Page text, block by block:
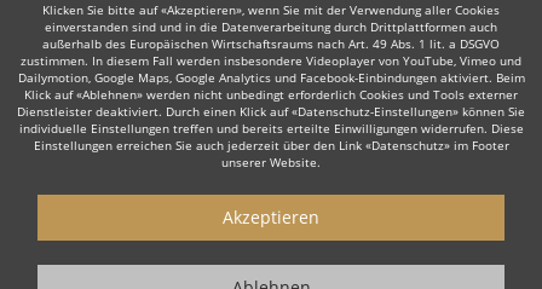
Klicken Sie bitte auf «Akzeptieren», wenn Sie mit der Verwendung aller Cookies
einverstanden sind und in die Datenverarbeitung durch Drittplattformen auch
außerhalb des Europäischen Wirtschaftsraums nach Art. 49 Abs. 1 lit. a DSGVO
zustimmen. In diesem Fall werden insbesondere Videoplayer von YouTube, Vimeo und
Dailymotion, Google Maps, Google Analytics und Facebook-Einbindungen aktiviert. Beim
Klick auf «Ablehnen» werden nicht unbedingt erforderlich Cookies und Tools externer
Dienstleister deaktiviert. Durch einen Klick auf «Datenschutz-Einstellungen» können Sie
individuelle Einstellungen treffen und bereits erteilte Einwilligungen widerrufen. Diese
Einstellungen erreichen Sie auch jederzeit über den Link «Datenschutz» im Footer
unserer Website.
Akzeptieren